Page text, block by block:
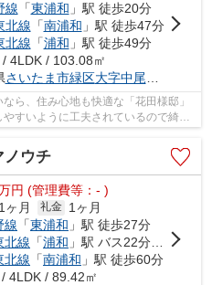
線 「東浦和 」駅 徒歩20分
北線 「南浦和 」駅 徒歩47分
北線 「浦和 」駅 徒歩49分
4LDK / 103.08㎡
さいたま市緑区大字中尾
ら、住み心地も快適な「花田様邸」
すいように工夫されているので綺麗
ノウチ
円 (管理費等：- )
1ヶ月 礼金 1ヶ月
線 「東浦和 」駅 徒歩27分
北線 「浦和 」駅 バス22分 「駒形（埼玉県）」 停歩6分
北線 「南浦和 」駅 徒歩60分
4LDK / 89.42㎡